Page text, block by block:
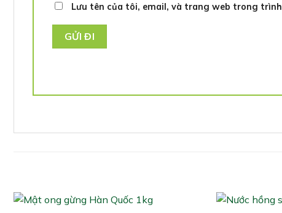
Lưu tên của tôi, email, và trang web trong